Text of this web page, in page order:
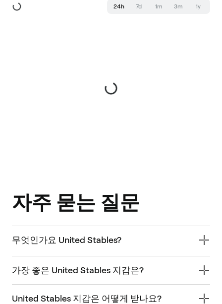
24h 7d 1m 3m 1y
자주 묻는 질문
무엇인가요 United Stables?
가장 좋은 United Stables 지갑은?
United Stables 지갑은 어떻게 받나요?